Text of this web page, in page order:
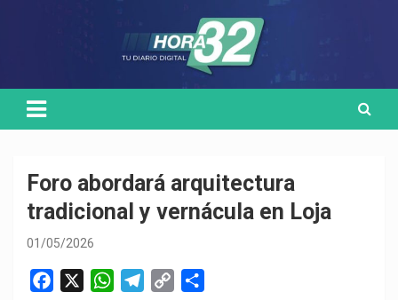
Foro abordará arquitectura
tradicional y vernácula en Loja
01/05/2026
W